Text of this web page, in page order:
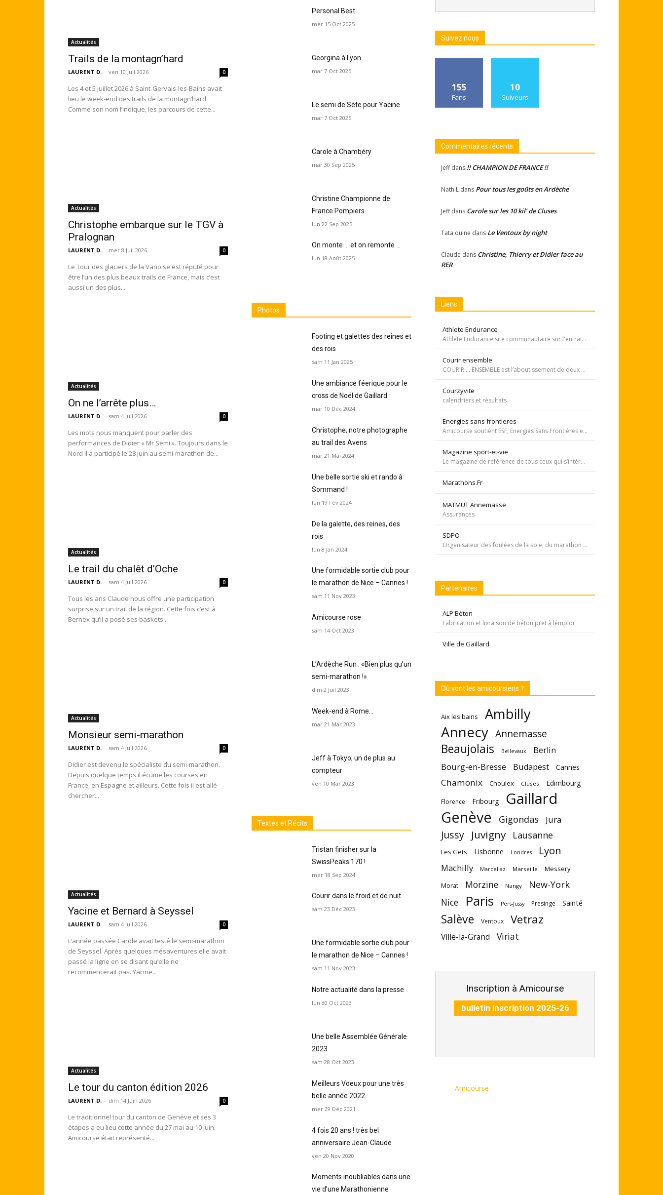
Actualités
Trails de la montagn’hard
LAURENT D. - ven 10 Juil 2026 0
Les 4 et 5 juillet 2026 à Saint-Gervais-les-Bains avait
lieu le week-end des trails de la montagn’hard.
Comme son nom l’indique, les parcours de cette...
Actualités
Christophe embarque sur le TGV à
Pralognan
LAURENT D. - mer 8 Juil 2026 0
Le Tour des glaciers de la Vanoise est réputé pour
être l’un des plus beaux trails de France, mais c’est
aussi un des plus...
Actualités
On ne l’arrête plus…
LAURENT D. - sam 4 Juil 2026 0
Les mots nous manquent pour parler des
performances de Didier « Mr Semi ». Toujours dans le
Nord il a participé le 28 juin au semi-marathon de...
Actualités
Le trail du chalêt d’Oche
LAURENT D. - sam 4 Juil 2026 0
Tous les ans Claude nous offre une participation
surprise sur un trail de la région. Cette fois c’est à
Bernex qu’il a posé ses baskets...
Actualités
Monsieur semi-marathon
LAURENT D. - sam 4 Juil 2026 0
Didier est devenu le spécialiste du semi-marathon.
Depuis quelque temps il écume les courses en
France, en Espagne et ailleurs. Cette fois il est allé
chercher...
Actualités
Yacine et Bernard à Seyssel
LAURENT D. - sam 4 Juil 2026 0
L’année passée Carole avait testé le semi-marathon
de Seyssel. Après quelques mésaventures elle avait
passé la ligne en se disant qu’elle ne
recommencerait pas. Yacine...
Actualités
Le tour du canton édition 2026
LAURENT D. - dim 14 Juin 2026 0
Le traditionnel tour du canton de Genève et ses 3
étapes a eu lieu cette année du 27 mai au 10 juin.
Amicourse était représenté...
Personal Best
mer 15 Oct 2025
Georgina à Lyon
mar 7 Oct 2025
Le semi de Sète pour Yacine
mar 7 Oct 2025
Carole à Chambéry
mar 30 Sep 2025
Christine Championne de
France Pompiers
lun 22 Sep 2025
On monte … et on remonte …
lun 18 Août 2025
Photos
Footing et galettes des reines et
des rois
sam 11 Jan 2025
Une ambiance féerique pour le
cross de Noël de Gaillard
mar 10 Déc 2024
Christophe, notre photographe
au trail des Avens
mar 21 Mai 2024
Une belle sortie ski et rando à
Sommand !
lun 19 Fév 2024
De la galette, des reines, des
rois
lun 8 Jan 2024
Une formidable sortie club pour
le marathon de Nice – Cannes !
sam 11 Nov 2023
Amicourse rose
sam 14 Oct 2023
L’Ardèche Run : «Bien plus qu’un
semi-marathon !»
dim 2 Juil 2023
Week-end à Rome…
mar 21 Mar 2023
Jeff à Tokyo, un de plus au
compteur
ven 10 Mar 2023
Textes et Récits
Tristan finisher sur la
SwissPeaks 170 !
mer 18 Sep 2024
Courir dans le froid et de nuit
sam 23 Déc 2023
Une formidable sortie club pour
le marathon de Nice – Cannes !
sam 11 Nov 2023
Notre actualité dans la presse
lun 30 Oct 2023
Une belle Assemblée Générale
2023
sam 28 Oct 2023
Meilleurs Voeux pour une très
belle année 2022
mer 29 Déc 2021
4 fois 20 ans ! très bel
anniversaire Jean-Claude
ven 20 Nov 2020
Moments inoubliables dans une
vie d’une Marathonienne
Suivez nous
155
Fans
10
Suiveurs
Commentaires récents
Jeffdans !! CHAMPION DE FRANCE !!
Nath L dans Pour tous les goûts en Ardèche
Jeffdans Carole sur les 10 kil’ de Cluses
Tata ouine dans Le Ventoux by night
Claude dans Christine, Thierry et Didier face au
RER
Liens
Athlete Endurance
Athlete Endurance site communautaire sur l'entrainement en course à pied
Courir ensemble
COURIR…..ENSEMBLE est l’aboutissement de deux rêves. Celui de Tiffany qui, malgré une tumeur à la jambe voulait participer à la course de l’Escalade et celui de Carole, animatrice bénévole de l’atelier de bricolage du service d’oncopédiatrie de l’Hôpital
Courzyvite
calendriers et résultats
Energies sans frontieres
Amicourse soutient ESF, Energies Sans Frontières est une association ayant pour objet l'aide au développement des pays les plus pauvres en favorisant l'accès à l'eau et à l'électricité
Magazine sport-et-vie
Le magazine de référence de tous ceux qui s’intéressent aux questions d’entraînement, de nutrition, de dopage, de physiologie, de psychologie et de médecine du sport.
Marathons.Fr
MATMUT Annemasse
Assurances
SDPO
Organisateur des foulées de la soie, du marathon de Pékin... Si courir était notre seul but, nous passerions à côté de moments inoubliables ». Depuis 1996 SDPOrganisation, spécialiste de la course aventure à vocation sportive et culturelle
Partenaires
ALP'Béton
Fabrication et livraison de béton pret à lémploi
Ville de Gaillard
Où vont les amicoursiens ?
Aix les bains Ambilly
Annecy Annemasse
Beaujolais Bellevaux Berlin
Bourg-en-Bresse Budapest Cannes
Chamonix Choulex Cluses Edimbourg
Florence Fribourg Gaillard
Genève Gigondas Jura
Jussy Juvigny Lausanne
Les Gets Lisbonne Londres Lyon
Machilly Marcellaz Marseille
Messery
Morat
Morzine Nangy
New-York
Nice
Paris Pers-Jussy Presinge Sainté
Salève Ventoux Vetraz
Ville-la-Grand Viriat
Inscription à Amicourse
bulletin inscription 2025-26
Amicourse